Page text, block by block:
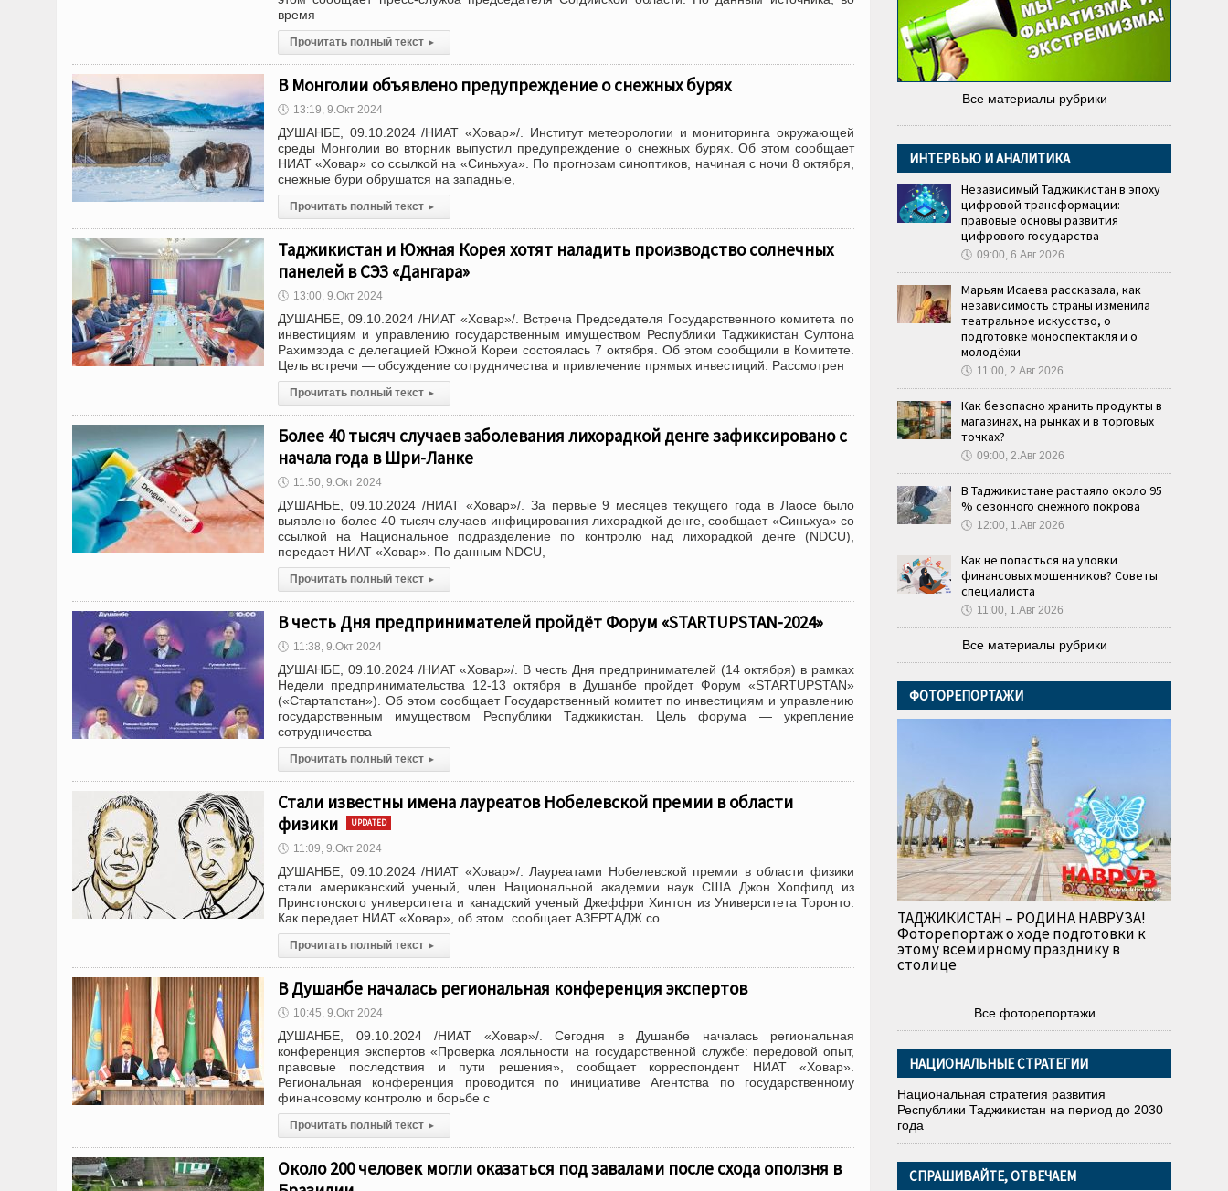
время
Прочитать полный текст ▸
В Монголии объявлено предупреждение о снежных бурях
🕔 13:19, 9.Окт 2024
ДУШАНБЕ, 09.10.2024 /НИАТ «Ховар»/. Институт метеорологии и мониторинга окружающей
среды Монголии во вторник выпустил предупреждение о снежных бурях. Об этом сообщает
НИАТ «Ховар» со ссылкой на «Синьхуа». По прогнозам синоптиков, начиная с ночи 8 октября,
снежные бури обрушатся на западные,
Прочитать полный текст ▸
Таджикистан и Южная Корея хотят наладить производство солнечных
панелей в СЭЗ «Дангара»
🕔 13:00, 9.Окт 2024
ДУШАНБЕ, 09.10.2024 /НИАТ «Ховар»/. Встреча Председателя Государственного комитета по
инвестициям и управлению государственным имуществом Республики Таджикистан Султона
Рахимзода с делегацией Южной Кореи состоялась 7 октября. Об этом сообщили в Комитете.
Цель встречи — обсуждение сотрудничества и привлечение прямых инвестиций. Рассмотрен
Прочитать полный текст ▸
Более 40 тысяч случаев заболевания лихорадкой денге зафиксировано с
начала года в Шри-Ланке
🕔 11:50, 9.Окт 2024
ДУШАНБЕ, 09.10.2024 /НИАТ «Ховар»/. За первые 9 месяцев текущего года в Лаосе было
выявлено более 40 тысяч случаев инфицирования лихорадкой денге, сообщает «Синьхуа» со
ссылкой на Национальное подразделение по контролю над лихорадкой денге (NDCU),
передает НИАТ «Ховар». По данным NDCU,
Прочитать полный текст ▸
В честь Дня предпринимателей пройдёт Форум «STARTUPSTAN-2024»
🕔 11:38, 9.Окт 2024
ДУШАНБЕ, 09.10.2024 /НИАТ «Ховар»/. В честь Дня предпринимателей (14 октября) в рамках
Недели предпринимательства 12-13 октября в Душанбе пройдет Форум «STARTUPSTAN»
(«Стартапстан»). Об этом сообщает Государственный комитет по инвестициям и управлению
государственным имуществом Республики Таджикистан. Цель форума — укрепление
сотрудничества
Прочитать полный текст ▸
Стали известны имена лауреатов Нобелевской премии в области
физики
UPDATED
🕔 11:09, 9.Окт 2024
ДУШАНБЕ, 09.10.2024 /НИАТ «Ховар»/. Лауреатами Нобелевской премии в области физики
стали американский ученый, член Национальной академии наук США Джон Хопфилд из
Принстонского университета и канадский ученый Джеффри Хинтон из Университета Торонто.
Как передает НИАТ «Ховар», об этом сообщает АЗЕРТАДЖ со
Прочитать полный текст ▸
В Душанбе началась региональная конференция экспертов
🕔 10:45, 9.Окт 2024
ДУШАНБЕ, 09.10.2024 /НИАТ «Ховар»/. Сегодня в Душанбе началась региональная
конференция экспертов «Проверка лояльности на государственной службе: передовой опыт,
правовые последствия и пути решения», сообщает корреспондент НИАТ «Ховар».
Региональная конференция проводится по инициативе Агентства по государственному
финансовому контролю и борьбе с
Прочитать полный текст ▸
Около 200 человек могли оказаться под завалами после схода оползня в
Все материалы рубрики
ИНТЕРВЬЮ И АНАЛИТИКА
Независимый Таджикистан в эпоху
цифровой трансформации:
правовые основы развития
цифрового государства
🕔 09:00, 6.Авг 2026
Марьям Исаева рассказала, как
независимость страны изменила
театральное искусство, о
подготовке моноспектакля и о
молодёжи
🕔 11:00, 2.Авг 2026
Как безопасно хранить продукты в
магазинах, на рынках и в торговых
точках?
🕔 09:00, 2.Авг 2026
В Таджикистане растаяло около 95
% сезонного снежного покрова
🕔 12:00, 1.Авг 2026
Как не попасться на уловки
финансовых мошенников? Советы
специалиста
🕔 11:00, 1.Авг 2026
Все материалы рубрики
ФОТОРЕПОРТАЖИ
ТАДЖИКИСТАН – РОДИНА НАВРУЗА!
Фоторепортаж о ходе подготовки к
этому всемирному празднику в
столице
Все фоторепортажи
НАЦИОНАЛЬНЫЕ СТРАТЕГИИ
Национальная стратегия развития
Республики Таджикистан на период до 2030
года
СПРАШИВАЙТЕ, ОТВЕЧАЕМ